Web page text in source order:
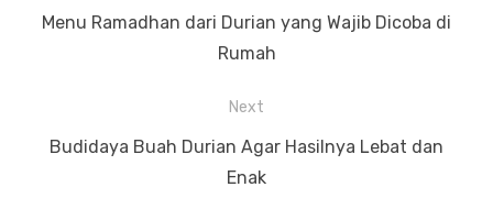
Menu Ramadhan dari Durian yang Wajib Dicoba di
Rumah
Next
Budidaya Buah Durian Agar Hasilnya Lebat dan
Enak